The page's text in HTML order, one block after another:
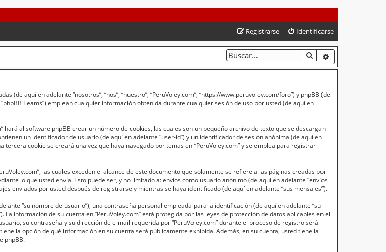
Identificarse
Registrarse
BUSCAR
(de aquí en adelante “nosotros”, “nos”, “nuestro”, “PeruVoley.com”, “https://www.peruvoley.com/foro”) y phpBB (de
“phpBB Teams”) emplean cualquier información obtenida durante cualquier sesión de uso por usted (de aquí en
al software phpBB crear un número de cookies, las cuales son un pequeño archivo de texto que se descargan
un identificador de usuario (de aquí en adelante “user-id”) y un identificador de sesión anónima (de aquí en
cookie se creará una vez que haya navegado por temas en “PeruVoley.com” y se emplea para registrar
las cuales exceden el alcance de este documento que solamente se refiere a las páginas creadas por
lo que usted envía. Esto puede ser, y no limitado a: envíos como usuario anónimo (de aquí en adelante “envíos
enviados por usted después de registrarse y mientras se haya identificado (de aquí en adelante “sus mensajes”).
“su nombre de usuario”), una contraseña personal empleada para la identificación (de aquí en adelante “su
información de su cuenta en “PeruVoley.com” está protegida por las leyes de protección de datos aplicables en el
su contraseña y su dirección de e-mail requerida por “PeruVoley.com” durante el proceso de registro será
la opción de qué información en su cuenta será públicamente exhibida. Además, en su cuenta, usted tiene la
phpBB.